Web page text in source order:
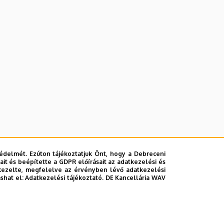
közéleti és vállalati kommunikációs
Ezúton tájékoztatjuk Önt, hogy a Debreceni
és beépítette a GDPR előírásait az adatkezelési és
megfelelve az érvényben lévő adatkezelési
el:Adatkezelési tájékoztató. DE Kancellária WAV